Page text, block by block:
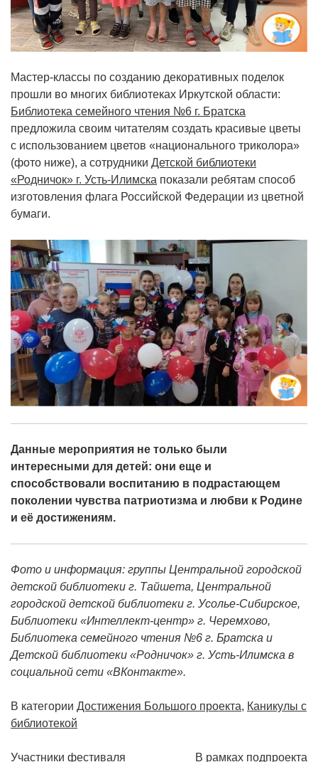
Мастер-классы по созданию декоративных поделок
прошли во многих библиотеках Иркутской области:
Библиотека семейного чтения №6 г. Братска
предложила своим читателям создать красивые цветы
с использованием цветов «национального триколора»
(фото ниже), а сотрудники Детской библиотеки
«Родничок» г. Усть-Илимска показали ребятам способ
изготовления флага Российской Федерации из цветной
бумаги.
Данные мероприятия не только были
интересными для детей: они еще и
способствовали воспитанию в подрастающем
поколении чувства патриотизма и любви к Родине
и её достижениям.
Фото и информация: группы Центральной городской
детской библиотеки г. Тайшета, Центральной
городской детской библиотеки г. Усолье-Сибирское,
Библиотеки «Интеллект-центр» г. Черемхово,
Библиотека семейного чтения №6 г. Братска и
Детской библиотеки «Родничок» г. Усть-Илимска в
социальной сети «ВКонтакте».
В категории Достижения Большого проекта, Каникулы с
библиотекой
Участники фестиваля В рамках подпроекта